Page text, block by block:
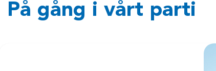
På gång i vårt parti